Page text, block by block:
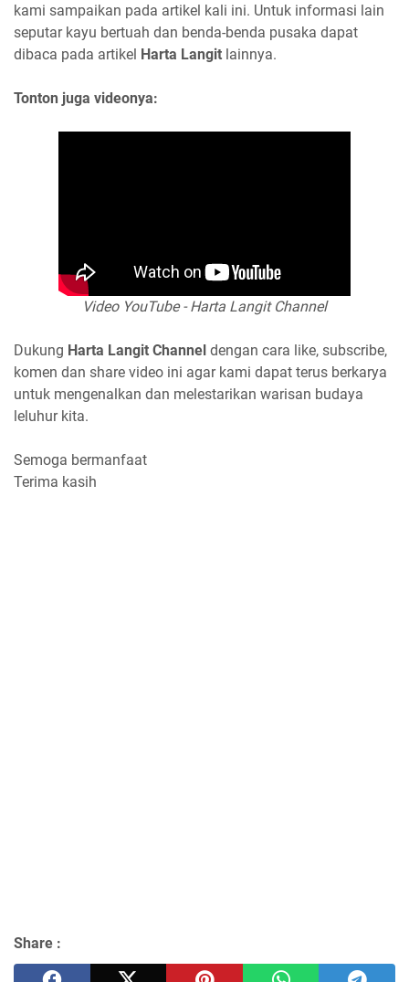
kami sampaikan pada artikel kali ini. Untuk informasi lain
seputar kayu bertuah dan benda-benda pusaka dapat
dibaca pada artikel Harta Langit lainnya.
Tonton juga videonya:
Video YouTube - Harta Langit Channel
Dukung Harta Langit Channel dengan cara like, subscribe,
komen dan share video ini agar kami dapat terus berkarya
untuk mengenalkan dan melestarikan warisan budaya
leluhur kita.
Semoga bermanfaat
Terima kasih
Share :